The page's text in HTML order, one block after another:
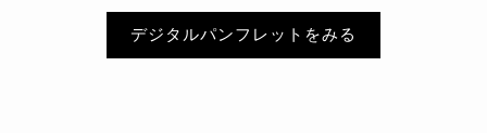
デジタルパンフレットをみる